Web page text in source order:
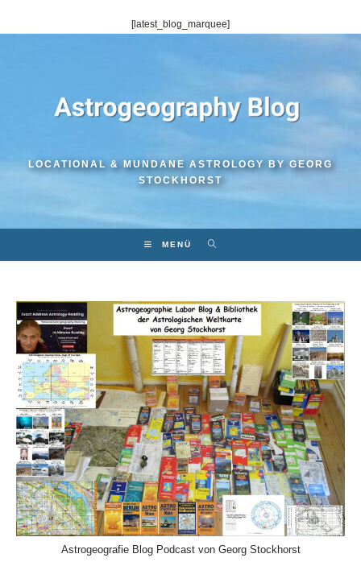
[latest_blog_marquee]
LOCATIONAL & MUNDANE ASTROLOGY BY GEORG
STOCKHORST
MENÜ
Astrogeografie Blog Podcast von Georg Stockhorst